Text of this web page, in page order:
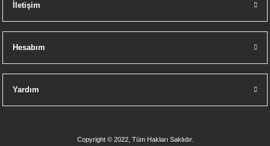
İletişim
Hesabım
Yardım
Copyright © 2022, Tüm Hakları Saklıdır.